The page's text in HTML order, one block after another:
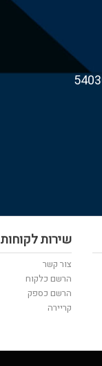
שירות לקוחות
צור קשר
הרשם כלקוח
הרשם כספק
קריירה